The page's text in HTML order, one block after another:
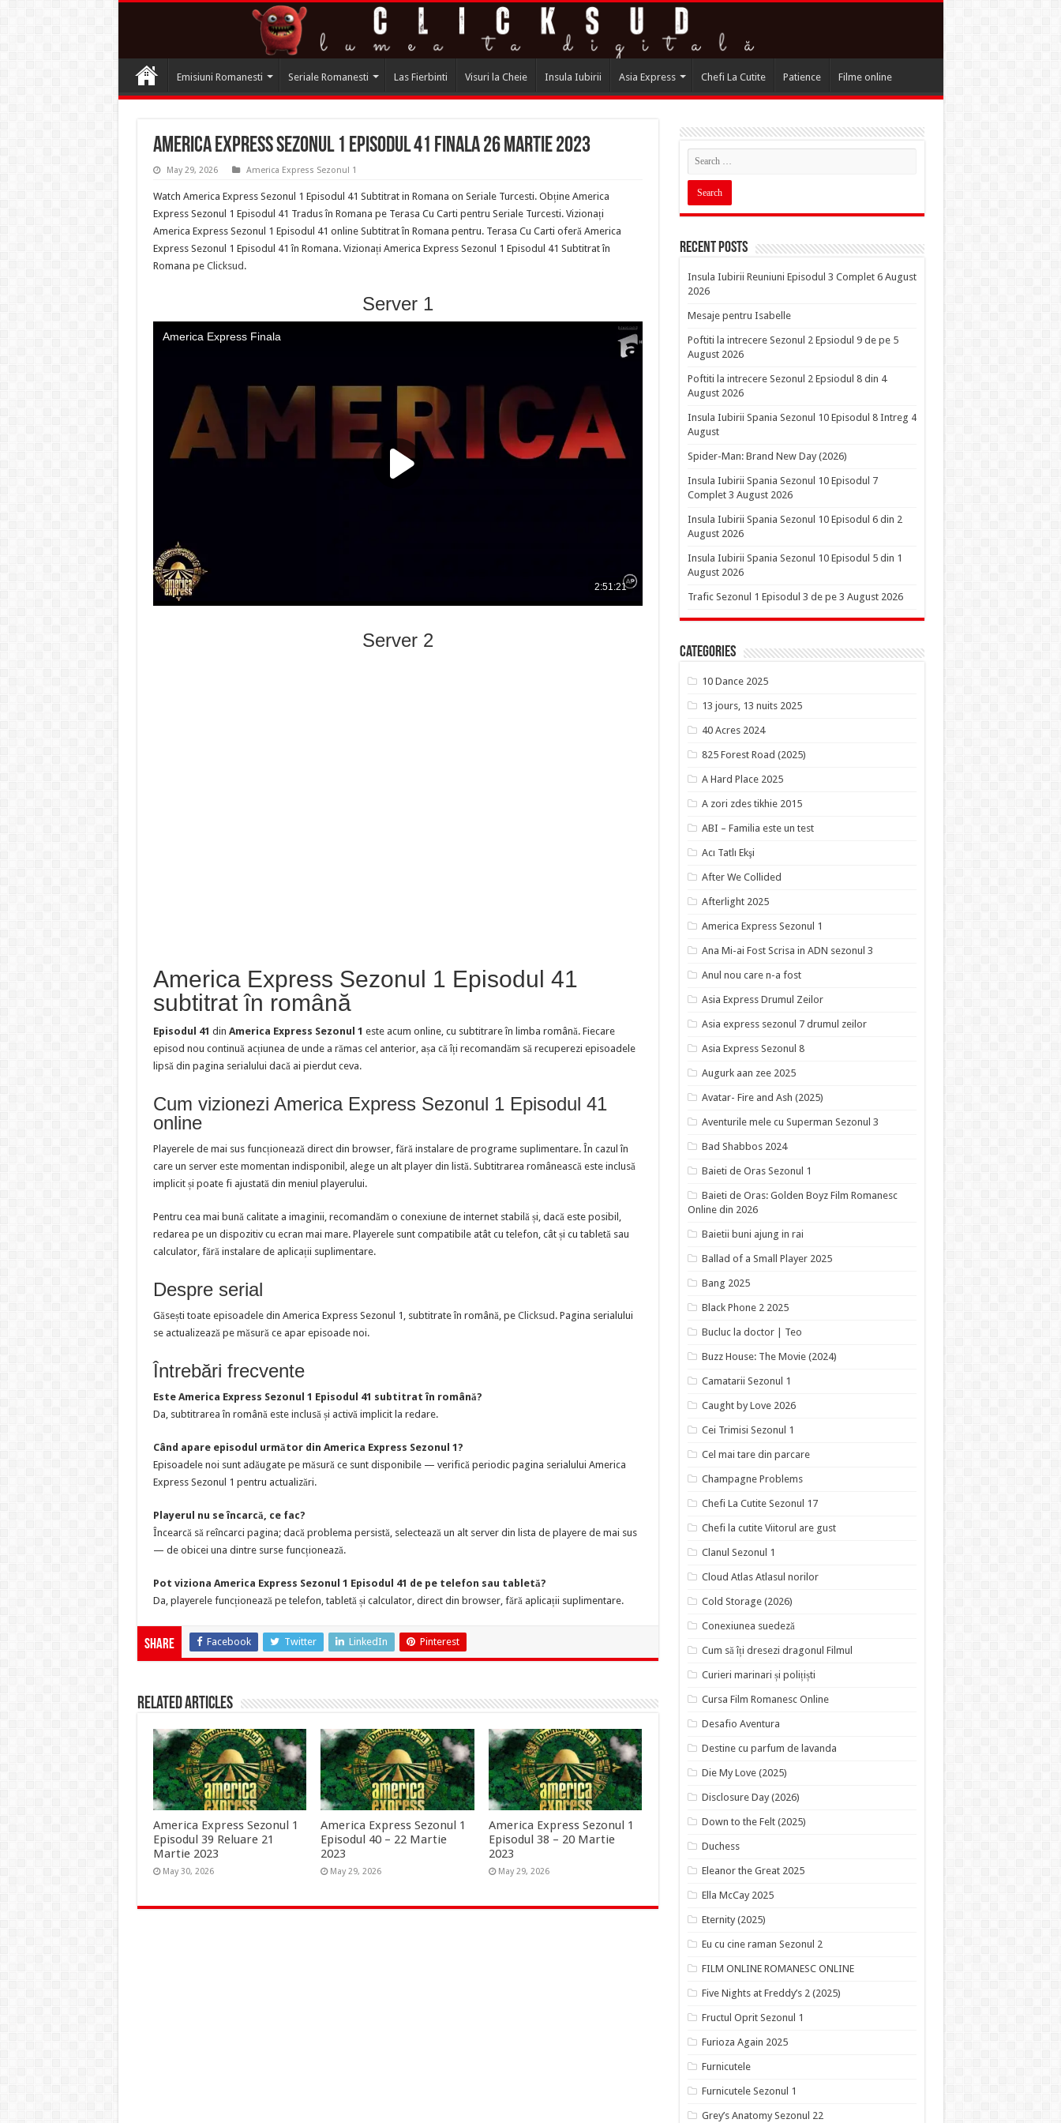
Emisiuni Romanesti Seriale Romanesti Las Fierbinti Visuri la Cheie Insula Iubirii Asia Express Chefi La Cutite Patience Filme online
America Express Sezonul 1 Episodul 41 FINALA 26 Martie 2023
May 29, 2026 America Express Sezonul 1
Watch America Express Sezonul 1 Episodul 41 Subtitrat in Romana on Seriale Turcesti. Obține America
Express Sezonul 1 Episodul 41 Tradus în Romana pe Terasa Cu Carti pentru Seriale Turcesti. Vizionați
America Express Sezonul 1 Episodul 41 online Subtitrat în Romana pentru. Terasa Cu Carti oferă America
Express Sezonul 1 Episodul 41 în Romana. Vizionați America Express Sezonul 1 Episodul 41 Subtitrat în
Romana pe Clicksud .
Server 1
Server 2
America Express Sezonul 1 Episodul 41
subtitrat în română
Episodul 41 din America Express Sezonul 1 este acum online, cu subtitrare în limba română. Fiecare
episod nou continuă acțiunea de unde a rămas cel anterior, așa că îți recomandăm să recuperezi episoadele
lipsă din pagina serialului dacă ai pierdut ceva.
Cum vizionezi America Express Sezonul 1 Episodul 41
online
Playerele de mai sus funcționează direct din browser, fără instalare de programe suplimentare. În cazul în
care un server este momentan indisponibil, alege un alt player din listă. Subtitrarea românească este inclusă
implicit și poate fi ajustată din meniul playerului.
Pentru cea mai bună calitate a imaginii, recomandăm o conexiune de internet stabilă și, dacă este posibil,
redarea pe un dispozitiv cu ecran mai mare. Playerele sunt compatibile atât cu telefon, cât și cu tabletă sau
calculator, fără instalare de aplicații suplimentare.
Despre serial
Găsești toate episoadele din America Express Sezonul 1, subtitrate în română, pe Clicksud . Pagina serialului
se actualizează pe măsură ce apar episoade noi.
Întrebări frecvente
Este America Express Sezonul 1 Episodul 41 subtitrat în română?
Da, subtitrarea în română este inclusă și activă implicit la redare.
Când apare episodul următor din America Express Sezonul 1?
Episoadele noi sunt adăugate pe măsură ce sunt disponibile — verifică periodic pagina serialului America
Express Sezonul 1 pentru actualizări.
Playerul nu se încarcă, ce fac?
Încearcă să reîncarci pagina; dacă problema persistă, selectează un alt server din lista de playere de mai sus
— de obicei una dintre surse funcționează.
Pot viziona America Express Sezonul 1 Episodul 41 de pe telefon sau tabletă?
Da, playerele funcționează pe telefon, tabletă și calculator, direct din browser, fără aplicații suplimentare.
Share Facebook Twitter LinkedIn Pinterest
Related Articles
America Express Sezonul 1
Episodul 39 Reluare 21
Martie 2023
May 30, 2026
America Express Sezonul 1
Episodul 40 – 22 Martie
2023
May 29, 2026
America Express Sezonul 1
Episodul 38 – 20 Martie
2023
May 29, 2026
Recent Posts
Insula Iubirii Reuniuni Episodul 3 Complet 6 August
2026
Mesaje pentru Isabelle
Poftiti la intrecere Sezonul 2 Epsiodul 9 de pe 5
August 2026
Poftiti la intrecere Sezonul 2 Epsiodul 8 din 4
August 2026
Insula Iubirii Spania Sezonul 10 Episodul 8 Intreg 4
August
Spider-Man: Brand New Day (2026)
Insula Iubirii Spania Sezonul 10 Episodul 7
Complet 3 August 2026
Insula Iubirii Spania Sezonul 10 Episodul 6 din 2
August 2026
Insula Iubirii Spania Sezonul 10 Episodul 5 din 1
August 2026
Trafic Sezonul 1 Episodul 3 de pe 3 August 2026
Categories
10 Dance 2025
13 jours, 13 nuits 2025
40 Acres 2024
825 Forest Road (2025)
A Hard Place 2025
A zori zdes tikhie 2015
ABI – Familia este un test
Acı Tatlı Ekşi
After We Collided
Afterlight 2025
America Express Sezonul 1
Ana Mi-ai Fost Scrisa in ADN sezonul 3
Anul nou care n-a fost
Asia Express Drumul Zeilor
Asia express sezonul 7 drumul zeilor
Asia Express Sezonul 8
Augurk aan zee 2025
Avatar- Fire and Ash (2025)
Aventurile mele cu Superman Sezonul 3
Bad Shabbos 2024
Baieti de Oras Sezonul 1
Baieti de Oras: Golden Boyz Film Romanesc
Online din 2026
Baietii buni ajung in rai
Ballad of a Small Player 2025
Bang 2025
Black Phone 2 2025
Bucluc la doctor | Teo
Buzz House: The Movie (2024)
Camatarii Sezonul 1
Caught by Love 2026
Cei Trimisi Sezonul 1
Cel mai tare din parcare
Champagne Problems
Chefi La Cutite Sezonul 17
Chefi la cutite Viitorul are gust
Clanul Sezonul 1
Cloud Atlas Atlasul norilor
Cold Storage (2026)
Conexiunea suedeză
Cum să îți dresezi dragonul Filmul
Curieri marinari și polițiști
Cursa Film Romanesc Online
Desafio Aventura
Destine cu parfum de lavanda
Die My Love (2025)
Disclosure Day (2026)
Down to the Felt (2025)
Duchess
Eleanor the Great 2025
Ella McCay 2025
Eternity (2025)
Eu cu cine raman Sezonul 2
FILM ONLINE ROMANESC ONLINE
Five Nights at Freddy’s 2 (2025)
Fructul Oprit Sezonul 1
Furioza Again 2025
Furnicutele
Furnicutele Sezonul 1
Grey’s Anatomy Sezonul 22